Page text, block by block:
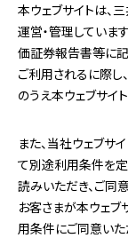
本ウェブサイトは、
運営・管理していま
価証券報告書等に
ご利用されるに際し
のうえ本ウェブサイ
また、当社ウェブサ
て別途利用条件を
読みいただき、ご同
お客さまが本ウェブ
用条件にご同意い